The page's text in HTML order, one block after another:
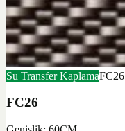
Su Transfer KaplamaFC26
FC26